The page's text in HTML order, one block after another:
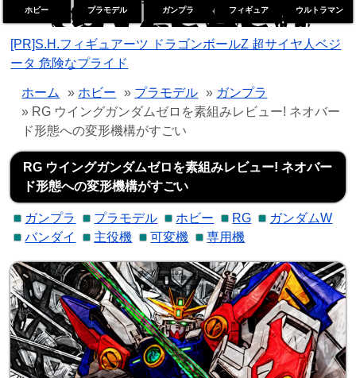
トイゼデン
ホビー プラモデル ガンプラ フィギュア ウルトラマン
[PR]S.H.フィギュアーツ ドラゴンボールZ 超サイヤ人ベジ
ータ 危険なプライド
ホーム »ホビー » プラモデル » ガンプラ
» RG ウイングガンダムゼロを素組みレビュー! ネオバー
ド形態への変形機構がすごい
RG ウイングガンダムゼロを素組みレビュー! ネオバー
ド形態への変形機構がすごい
ガンプラ プラモデル ホビー RG
ガンダムW
バンダイ
主役機 可変機 専用機